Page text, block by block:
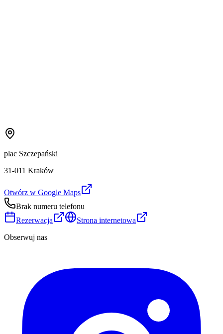
plac Szczepański
31-011 Kraków
Otwórz w Google Maps
Brak numeru telefonu
Rezerwacja
Strona internetowa
Obserwuj nas